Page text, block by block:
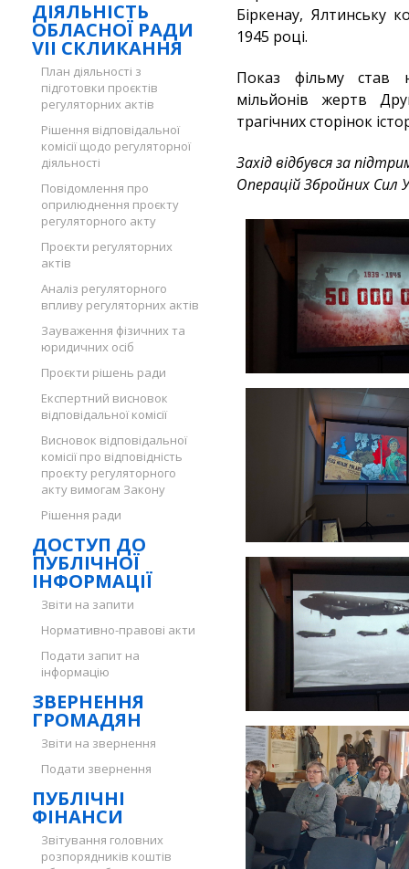
ДІЯЛЬНІСТЬ
ОБЛАСНОЇ РАДИ
VII СКЛИКАННЯ
План діяльності з
підготовки проєктів
регуляторних актів
Рішення відповідальної
комісії щодо регуляторної
діяльності
Повідомлення про
оприлюднення проєкту
регуляторного акту
Проєкти регуляторних
актів
Аналіз регуляторного
впливу регуляторних актів
Зауваження фізичних та
юридичних осіб
Проєкти рішень ради
Експертний висновок
відповідальної комісії
Висновок відповідальної
комісії про відповідність
проєкту регуляторного
акту вимогам Закону
Рішення ради
ДОСТУП ДО
ПУБЛІЧНОЇ
ІНФОРМАЦІЇ
Звіти на запити
Нормативно-правові акти
Подати запит на
інформацію
ЗВЕРНЕННЯ
ГРОМАДЯН
Звіти на звернення
Подати звернення
ПУБЛІЧНІ
ФІНАНСИ
Звітування головних
розпорядників коштів
Біркенау, Ялтинську
1945 році.
Показ фільму став
мільйонів жертв
трагічних сторінок
Захід відбувся за
Операцій Збройних Сил